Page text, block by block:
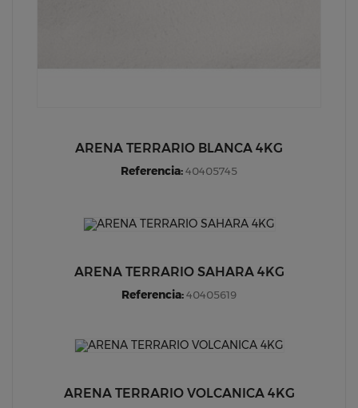
ARENA TERRARIO BLANCA 4KG
Referencia:40405745
ARENA TERRARIO SAHARA 4KG
Referencia:40405619
ARENA TERRARIO VOLCANICA 4KG